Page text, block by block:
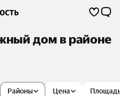
дом в районе
Цена
Районы